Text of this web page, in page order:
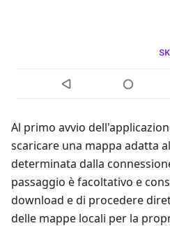
Al primo avvio
scaricare una mappa adatta
determinata dalla
passaggio è facoltativo e
download e di procedere
delle mappe locali per la